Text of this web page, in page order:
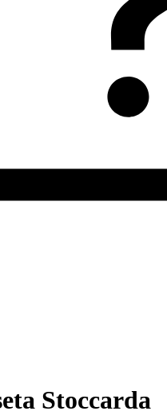
Stoccarda